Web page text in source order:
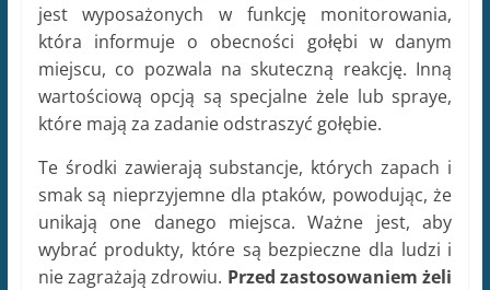
jest wyposażonych w funkcję monitorowania,
która informuje o obecności gołębi w danym
miejscu, co pozwala na skuteczną reakcję. Inną
wartościową opcją są specjalne żele lub spraye,
które mają za zadanie odstraszyć gołębie.
Te środki zawierają substancje, których zapach i
smak są nieprzyjemne dla ptaków, powodując, że
unikają one danego miejsca. Ważne jest, aby
wybrać produkty, które są bezpieczne dla ludzi i
nie zagrażają zdrowiu. Przed zastosowaniem żeli